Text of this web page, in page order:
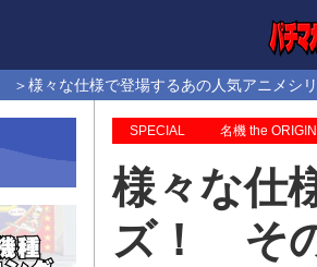
様々な仕様で登場するあの人気アニメシ
SPECIAL 名機 the ORIGIN
様々な仕
ズ！ そ